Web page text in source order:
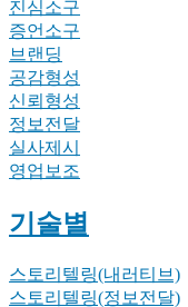
진심소구
증언소구
브랜딩
공감형성
신뢰형성
정보전달
실사제시
영업보조
기술별
스토리텔링(내러티브)
스토리텔링(정보전달)